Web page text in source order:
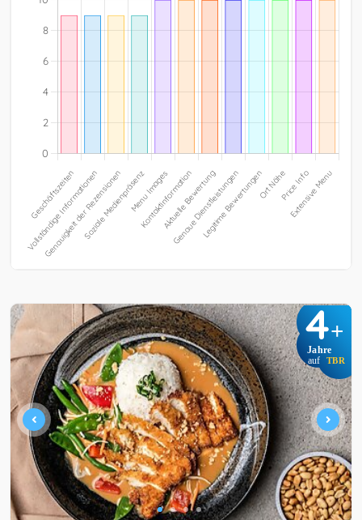
4+
Jahre
auf TBR